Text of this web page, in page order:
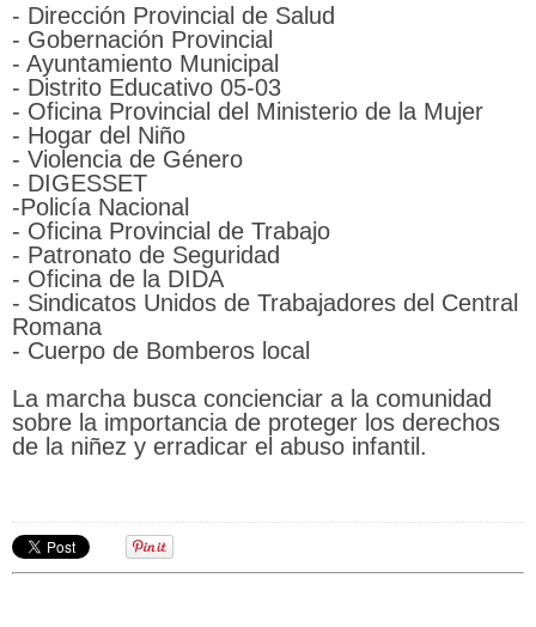
- Dirección Provincial de Salud
- Gobernación Provincial
- Ayuntamiento Municipal
- Distrito Educativo 05-03
- Oficina Provincial del Ministerio de la Mujer
- Hogar del Niño
- Violencia de Género
- DIGESSET
-Policía Nacional
- Oficina Provincial de Trabajo
- Patronato de Seguridad
- Oficina de la DIDA
- Sindicatos Unidos de Trabajadores del Central
Romana
- Cuerpo de Bomberos local
La marcha busca concienciar a la comunidad
sobre la importancia de proteger los derechos
de la niñez y erradicar el abuso infantil.